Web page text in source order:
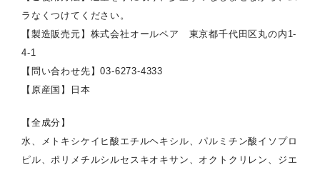
ラなくつけてください。
【製造販売元】株式会社オールペア 東京都千代田区丸の内1-
4-1
【問い合わせ先】03-6273-4333
【原産国】日本
【全成分】
水、メトキシケイヒ酸エチルヘキシル、パルミチン酸イソプロ
ピル、ポリメチルシルセスキオキサン、オクトクリレン、ジエ